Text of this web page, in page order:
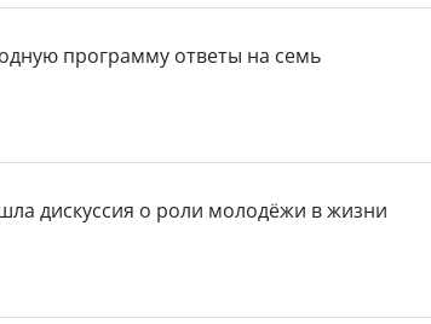
программу ответы на семь
дискуссия о роли молодёжи в жизни